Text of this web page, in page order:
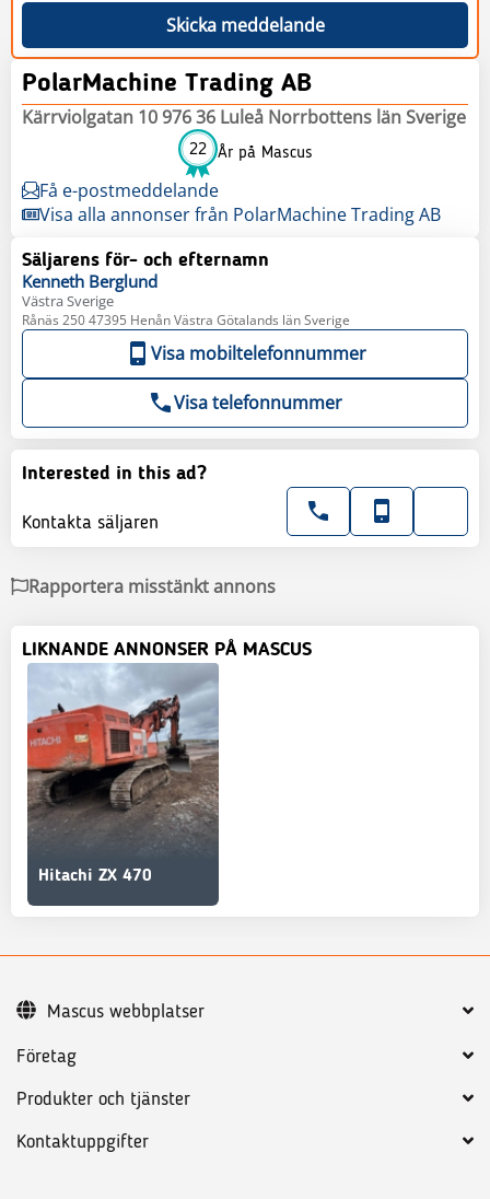
Skicka meddelande
PolarMachine Trading AB
Kärrviolgatan 10 976 36 Luleå Norrbottens län Sverige
22 År på Mascus
Få e-postmeddelande
Visa alla annonser från PolarMachine Trading AB
Säljarens för- och efternamn
Kenneth Berglund
Västra Sverige
Rånäs 250 47395 Henån Västra Götalands län Sverige
Visa mobiltelefonnummer
Visa telefonnummer
Interested in this ad?
Kontakta säljaren
Rapportera misstänkt annons
LIKNANDE ANNONSER PÅ MASCUS
Hitachi ZX 470
Företag
Produkter och tjänster
Kontaktuppgifter
Mascus webbplatser